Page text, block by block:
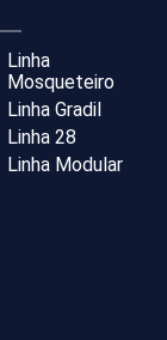
Linha
Mosqueteiro
Linha Gradil
Linha 28
Linha Modular